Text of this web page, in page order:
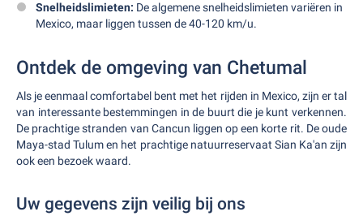
Snelheidslimieten: De algemene snelheidslimieten variëren in
Mexico, maar liggen tussen de 40-120 km/u.
Ontdek de omgeving van Chetumal
Als je eenmaal comfortabel bent met het rijden in Mexico, zijn er tal
van interessante bestemmingen in de buurt die je kunt verkennen.
De prachtige stranden van Cancun liggen op een korte rit. De oude
Maya-stad Tulum en het prachtige natuurreservaat Sian Ka'an zijn
ook een bezoek waard.
Uw gegevens zijn veilig bij ons